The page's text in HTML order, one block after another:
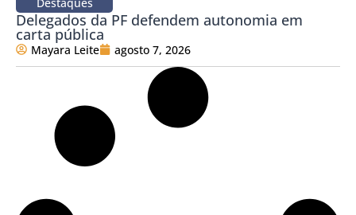
Delegados da PF defendem autonomia em
carta pública
Mayara Leite agosto 7, 2026